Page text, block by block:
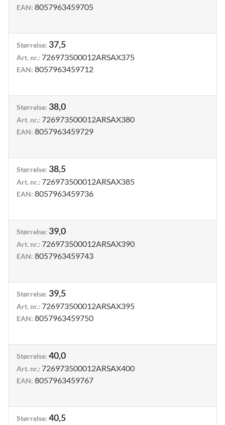
EAN: 8057963459705
Størrelse: 37,5
Art. nr.: 726973500012ARSAX375
EAN: 8057963459712
Størrelse: 38,0
Art. nr.: 726973500012ARSAX380
EAN: 8057963459729
Størrelse: 38,5
Art. nr.: 726973500012ARSAX385
EAN: 8057963459736
Størrelse: 39,0
Art. nr.: 726973500012ARSAX390
EAN: 8057963459743
Størrelse: 39,5
Art. nr.: 726973500012ARSAX395
EAN: 8057963459750
Størrelse: 40,0
Art. nr.: 726973500012ARSAX400
EAN: 8057963459767
Størrelse: 40,5